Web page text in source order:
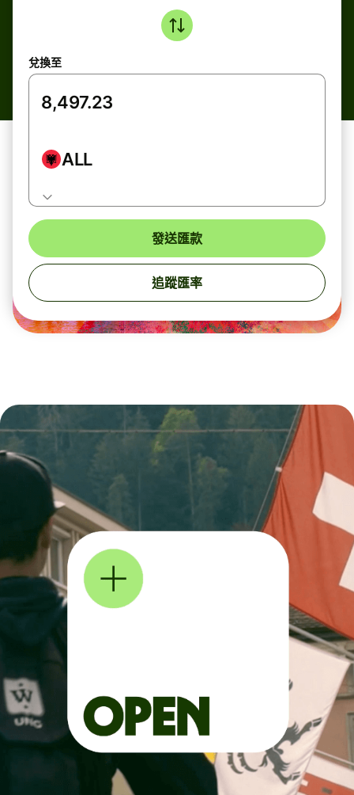
兌換至
ALL
發送匯款
追蹤匯率